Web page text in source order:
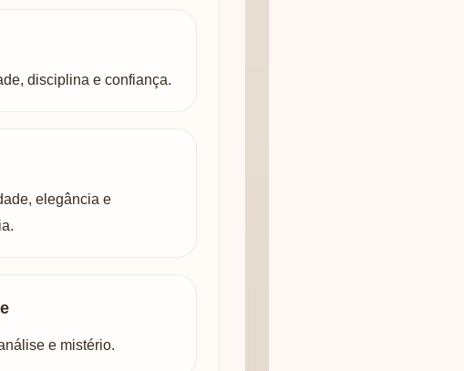
disciplina e confiança.
elegância e
e mistério.